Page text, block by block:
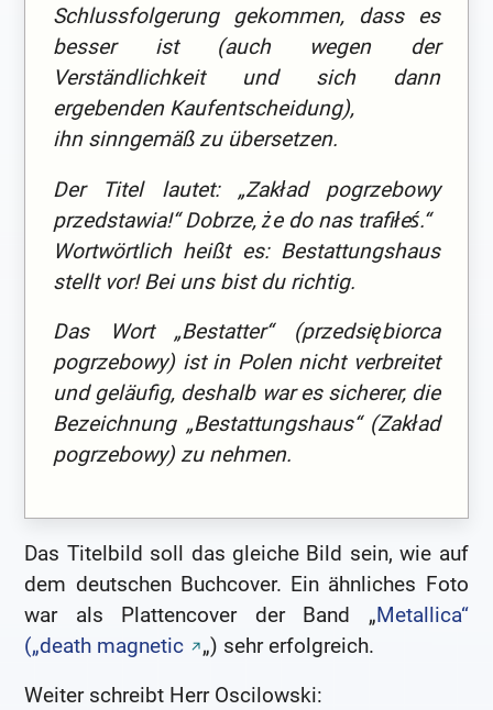
Schlussfolgerung gekommen, dass es
besser ist (auch wegen der
Verständlichkeit und sich dann
ergebenden Kaufentscheidung),
ihn sinngemäß zu übersetzen.
Der Titel lautet: „Zakład pogrzebowy
przedstawia!“ Dobrze, że do nas trafiłeś.“
Wortwörtlich heißt es: Bestattungshaus
stellt vor! Bei uns bist du richtig.
Das Wort „Bestatter“ (przedsiębiorca
pogrzebowy) ist in Polen nicht verbreitet
und geläufig, deshalb war es sicherer, die
Bezeichnung „Bestattungshaus“ (Zakład
pogrzebowy) zu nehmen.
Das Titelbild soll das gleiche Bild sein, wie auf
dem deutschen Buchcover. Ein ähnliches Foto
war als Plattencover der Band „Metallica“
(„death magnetic
„) sehr erfolgreich.
Weiter schreibt Herr Oscilowski: